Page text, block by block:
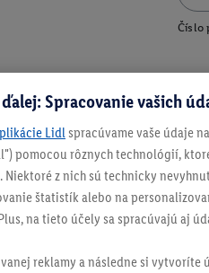
Číslo
Spracovanie vašich
Lidl spracúvame vaše údaje
pomocou rôznych technológií,
z nich sú technicky
štatistík alebo na
na tieto účely sa spracúvajú aj
reklamy a následne si vytvoríte